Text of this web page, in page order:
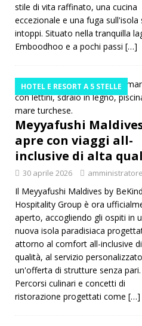
stile di vita raffinato, una cucina
eccezionale e una fuga sull'isola
intoppi. Situato nella tranquilla
Emboodhoo e a pochi passi […]
HOTEL E RESORT A 5 STELLE
Meyyafushi
apre con viaggi all-
inclusive di alta
30 aprile 2026 amministratore
Il Meyyafushi Maldives by BeKind
Hospitality Group è ora
aperto, accogliendo gli ospiti in
nuova isola paradisiaca
attorno al comfort all-inclusive
qualità, al servizio
un'offerta di strutture senza pari.
Percorsi culinari e concetti di
ristorazione progettati come […]